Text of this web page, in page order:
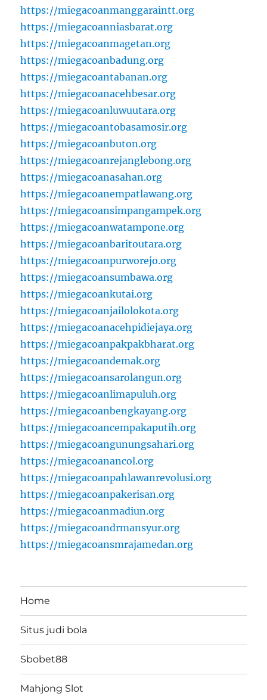
https://miegacoanmanggaraintt.org
https://miegacoanniasbarat.org
https://miegacoanmagetan.org
https://miegacoanbadung.org
https://miegacoantabanan.org
https://miegacoanacehbesar.org
https://miegacoanluwuutara.org
https://miegacoantobasamosir.org
https://miegacoanbuton.org
https://miegacoanrejanglebong.org
https://miegacoanasahan.org
https://miegacoanempatlawang.org
https://miegacoansimpangampek.org
https://miegacoanwatampone.org
https://miegacoanbaritoutara.org
https://miegacoanpurworejo.org
https://miegacoansumbawa.org
https://miegacoankutai.org
https://miegacoanjailolokota.org
https://miegacoanacehpidiejaya.org
https://miegacoanpakpakbharat.org
https://miegacoandemak.org
https://miegacoansarolangun.org
https://miegacoanlimapuluh.org
https://miegacoanbengkayang.org
https://miegacoancempakaputih.org
https://miegacoangunungsahari.org
https://miegacoanancol.org
https://miegacoanpahlawanrevolusi.org
https://miegacoanpakerisan.org
https://miegacoanmadiun.org
https://miegacoandrmansyur.org
https://miegacoansmrajamedan.org
Home
Situs judi bola
Sbobet88
Mahjong Slot